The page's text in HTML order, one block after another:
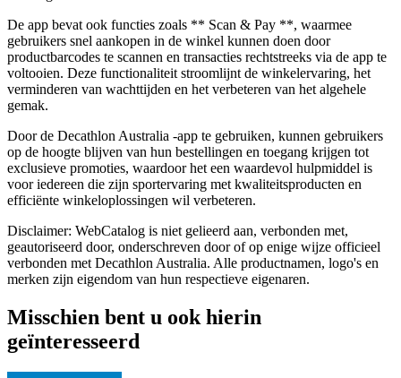
De app bevat ook functies zoals ** Scan & Pay **, waarmee
gebruikers snel aankopen in de winkel kunnen doen door
productbarcodes te scannen en transacties rechtstreeks via de app te
voltooien. Deze functionaliteit stroomlijnt de winkelervaring, het
verminderen van wachttijden en het verbeteren van het algehele
gemak.
Door de Decathlon Australia -app te gebruiken, kunnen gebruikers
op de hoogte blijven van hun bestellingen en toegang krijgen tot
exclusieve promoties, waardoor het een waardevol hulpmiddel is
voor iedereen die zijn sportervaring met kwaliteitsproducten en
efficiënte winkeloplossingen wil verbeteren.
Disclaimer: WebCatalog is niet gelieerd aan, verbonden met,
geautoriseerd door, onderschreven door of op enige wijze officieel
verbonden met Decathlon Australia. Alle productnamen, logo's en
merken zijn eigendom van hun respectieve eigenaren.
Misschien bent u ook hierin
geïnteresseerd